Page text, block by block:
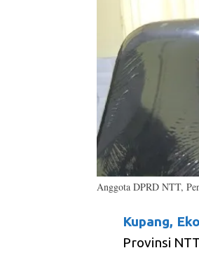
Anggota DPRD NTT,
Kupang,
Provinsi